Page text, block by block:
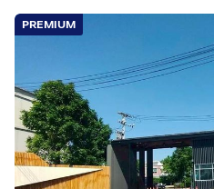
PREMIUM